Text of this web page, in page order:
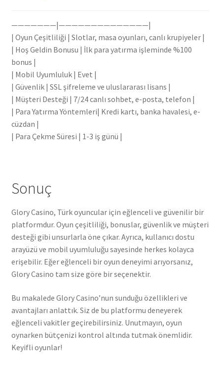
———————|——————————————|
| Oyun Çeşitliliği | Slotlar, masa oyunları, canlı krupiyeler |
| Hoş Geldin Bonusu | İlk para yatırma işleminde %100
bonus |
| Mobil Uyumluluk | Evet |
| Güvenlik | SSL şifreleme ve uluslararası lisans |
| Müşteri Desteği | 7/24 canlı sohbet, e-posta, telefon |
| Para Yatırma Yöntemleri| Kredi kartı, banka havalesi, e-
cüzdan |
| Para Çekme Süresi | 1-3 iş günü |
Sonuç
Glory Casino, Türk oyuncular için eğlenceli ve güvenilir bir
platformdur. Oyun çeşitliliği, bonuslar, güvenlik ve müşteri
desteği gibi unsurlarla öne çıkar. Ayrıca, kullanıcı dostu
arayüzü ve mobil uyumluluğu sayesinde herkes kolayca
erişebilir. Eğer eğlenceli bir oyun deneyimi arıyorsanız,
Glory Casino tam size göre bir seçenektir.
Bu makalede Glory Casino’nun sunduğu özellikleri ve
avantajları anlattık. Siz de bu platformu deneyerek
eğlenceli vakitler geçirebilirsiniz. Unutmayın, oyun
oynarken bütçenizi kontrol altında tutmak önemlidir.
Keyifli oyunlar!